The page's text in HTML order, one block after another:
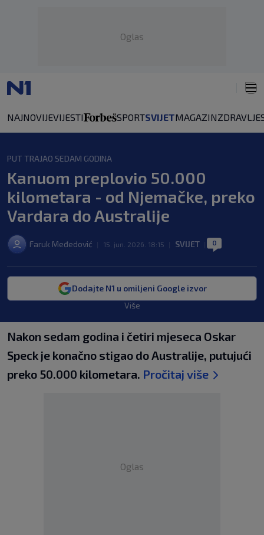
Oglas
NAJNOVIJEVIJESTI SPORTSVIJETMAGAZINZDRAVLJE
PUT TRAJAO SEDAM GODINA
Kanuom preplovio 50.000
kilometara - od Njemačke, preko
Vardara do Australije
Faruk Međedović 15. jun. 2026. 18:15 SVIJET 0
Dodajte N1 u omiljeni Google izvor
Više
Nakon sedam godina i četiri mjeseca Oskar
Speck je konačno stigao do Australije, putujući
preko 50.000 kilometara. Pročitaj više
Oglas